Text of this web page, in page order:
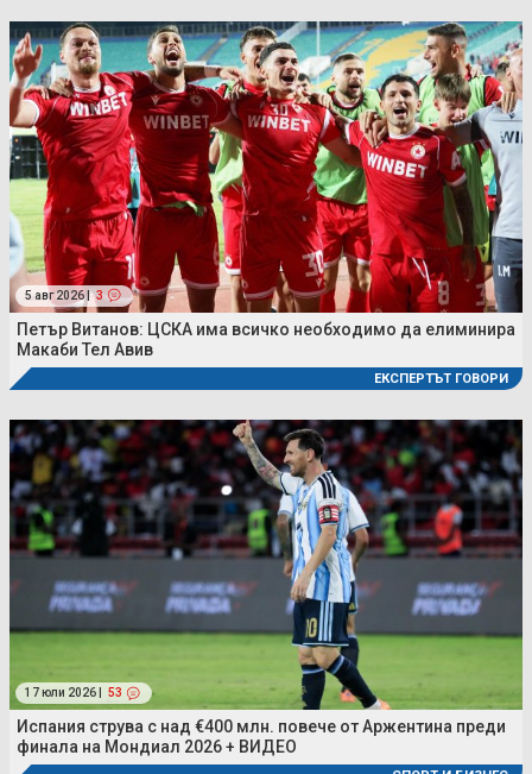
5 авг 2026 | 3
Петър Витанов: ЦСКА има всичко необходимо да елиминира
Макаби Тел Авив
ЕКСПЕРТЪТ ГОВОРИ
17 юли 2026 | 53
Испания струва с над €400 млн. повече от Аржентина преди
финала на Мондиал 2026 + ВИДЕО